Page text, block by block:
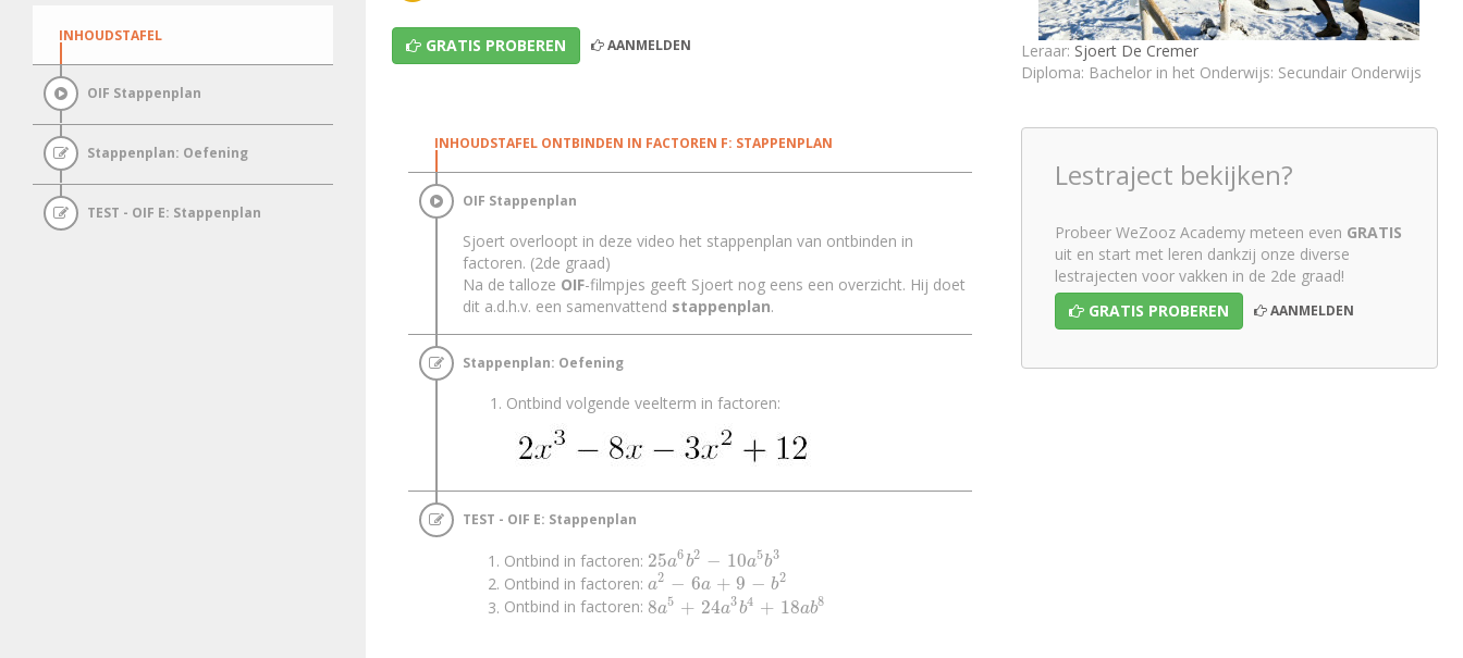
INHOUDSTAFEL
OIF Stappenplan
Stappenplan: Oefening
TEST - OIF E: Stappenplan
Leraar: Sjoert De Cremer
Diploma: Bachelor in het Onderwijs: Secundair Onderwijs
Lestraject bekijken?
Probeer WeZooz Academy meteen even GRATIS
uit en start met leren dankzij onze diverse
lestrajecten voor vakken in de 2de graad!
GRATIS PROBEREN
AANMELDEN
GRATIS PROBEREN AANMELDEN
INHOUDSTAFEL ONTBINDEN IN FACTOREN F: STAPPENPLAN
OIF Stappenplan
Sjoert overloopt in deze video het stappenplan van ontbinden in
factoren. (2de graad)
Na de talloze OIF-filmpjes geeft Sjoert nog eens een overzicht. Hij doet
dit a.d.h.v. een samenvattend stappenplan.
Stappenplan: Oefening
Ontbind volgende veelterm in factoren:
TEST - OIF E: Stappenplan
Ontbind in factoren: 25a6b2 − 10a5b3
25a6b2 10 a5b3
Ontbind in factoren: a2 − 6a + 9 − b2
a2 6a +9- b2
Ontbind in factoren: 8a5 + 24a3b4 + 18ab8
8a5 +24 a3b4+18ab 8